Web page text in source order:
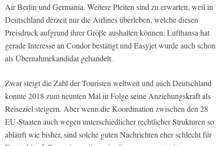
Air Berlin und Germania. Weitere Pleiten sind zu erwarten, weil in
Deutschland derzeit nur die Airlines überleben, welche diesen
Preisdruck aufgrund ihrer Gröβe aushalten können. Lufthansa hat
gerade Interesse an Condor bestätigt und Easyjet wurde auch schon
als Übernahmekandidat gehandelt.
Zwar steigt die Zahl der Touristen weltweit und auch Deutschland
konnte 2018 zum neunten Mal in Folge seine Anziehungskraft als
Reiseziel steigern. Aber wenn die Koordination zwischen den 28
EU-Staaten auch wegen unterschiedlicher rechtlicher Strukturen so
abläuft wie bisher, sind solche guten Nachrichten eher schlecht für